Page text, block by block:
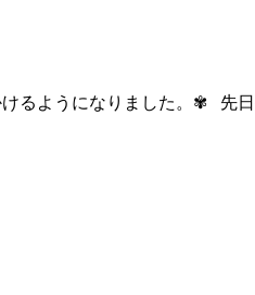
るようになりました。✾ 先